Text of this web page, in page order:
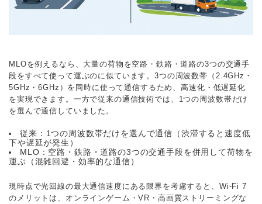
MLOを例えるなら、大量の荷物を空路・鉄路・道路の3つの交通手
段をすべて使って運ぶのに似ています。3つの周波数帯（2.4GHz・
5GHz・6GHz）を同時に使って通信するため、高速化・低遅延化
を実現できます。一方で従来の通信技術では、1つの周波数帯だけ
を選んで通信していました。
従来：1つの周波数帯だけを選んで通信（渋滞すると速度低
下や遅延が発生）
MLO：空路・鉄路・道路の3つの交通手段を併用して荷物を
運ぶ（混雑回避・効率的な通信）
現時点で光回線の最大通信速度にある限界を考慮すると、Wi-Fi 7
のメリットは、オンラインゲーム・VR・高画質ストリーミングな